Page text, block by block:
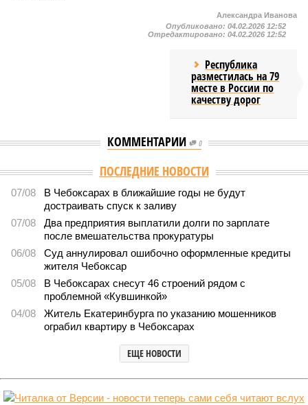
Александра Иванова
Опубликовано: 04.02.2026 12:52
Отредактировано: 04.02.2026 12:52
Республика
разместилась на 79
месте в России по
качеству дорог
КОММЕНТАРИИ 0
ПОСЛЕДНИЕ НОВОСТИ
07/08
В Чебоксарах в ближайшие годы не будут
достраивать спуск к заливу
07/08
Два предприятия выплатили долги по зарплате
после вмешательства прокуратуры
06/08
Суд аннулировал ошибочно оформленные кредиты
жителя Чебоксар
05/08
В Чебоксарах снесут 46 строений рядом с
проблемной «Кувшинкой»
04/08
Житель Екатеринбурга по указанию мошенников
ограбил квартиру в Чебоксарах
ЕЩЕ НОВОСТИ